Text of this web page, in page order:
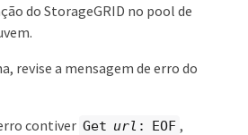
do StorageGRID no pool de
revise a mensagem de erro do
contiver Get url : EOF ,